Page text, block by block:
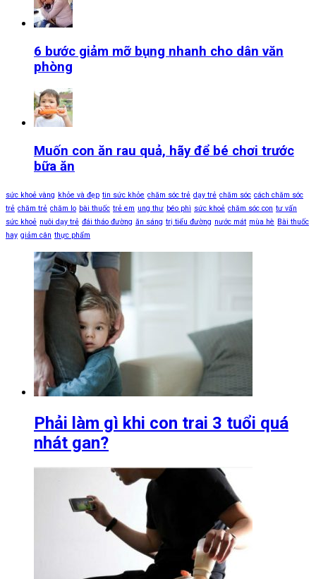
6 bước giảm mỡ bụng nhanh cho dân văn
phòng
Muốn con ăn rau quả, hãy để bé chơi trước
bữa ăn
sức khoẻ vàng khỏe và đẹp tin sức khỏe chăm sóc trẻ dạy trẻ chăm sóc cách chăm sóc
trẻ chăm trẻ chăm lo bài thuốc trẻ em ung thư béo phì sức khoẻ chăm sóc con tư vấn
sức khoẻ nuôi dạy trẻ đái tháo đường ăn sáng trị tiểu đường nước mát mùa hè Bài thuốc
hay giảm cân thực phẩm
Phải làm gì khi con trai 3 tuổi quá
nhát gan?